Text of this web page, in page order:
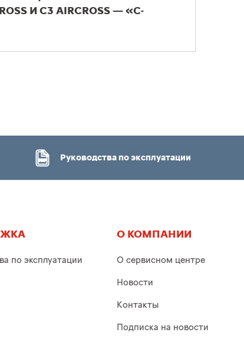
И C3 AIRCROSS — «C-
Руководства по эксплуатации
по эксплуатации
О КОМПАНИИ
О сервисном центре
Новости
Контакты
Подписка на новости